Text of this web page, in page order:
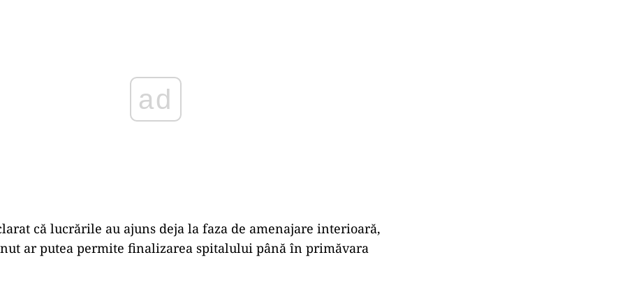
că lucrările au ajuns deja la faza de amenajare interioară,
ar putea permite finalizarea spitalului până în primăvara